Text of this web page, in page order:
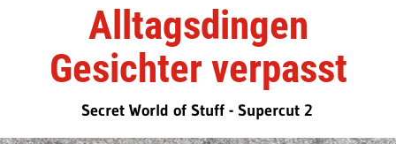
Alltagsdingen
Gesichter verpasst
Secret World of Stuff - Supercut 2